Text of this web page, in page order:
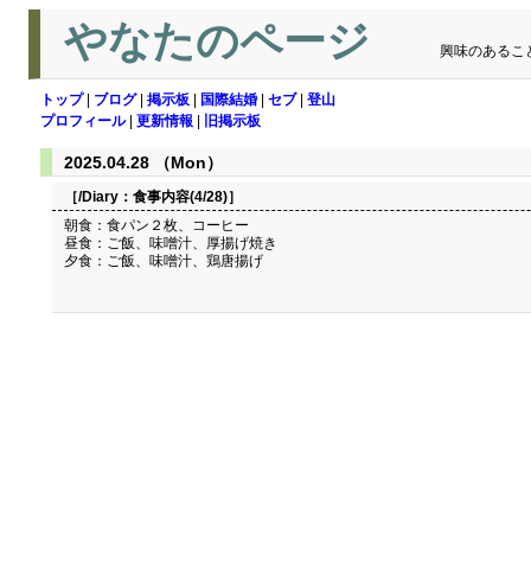
やなたのページ 興味のあるこ
トップ| ブログ| 掲示板 国際結婚 セブ| 登山
プロフィール| 更新情報 旧掲示板
2025.04.28 （Mon）
［/Diary： 食事内容(4/28)］
朝食：食パン２枚、コーヒー
昼食：ご飯、味噌汁、厚揚げ焼き
夕食：ご飯、味噌汁、鶏唐揚げ